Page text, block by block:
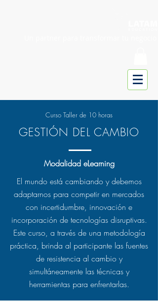
Curso Taller de 10 horas
GESTIÓN DEL CAMBIO
Modalidad eLearning
El mundo está cambiando y debemos
adaptarnos para competir en mercados
con incertidumbre, innovación e
incorporación de tecnologías disruptivas.
Este curso, a través de una metodología
práctica, brinda al participante las fuentes
de resistencia al cambio y
simultáneamente las técnicas y
herramientas para enfrentarlas.